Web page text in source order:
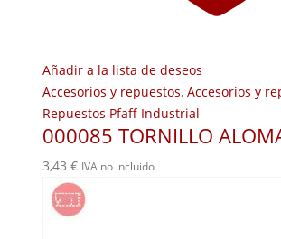
Añadir a la lista de deseos
Accesorios y repuestos, Accesorios y
Repuestos Pfaff Industrial
000085 TORNILLO
3,43 € IVA no incluido